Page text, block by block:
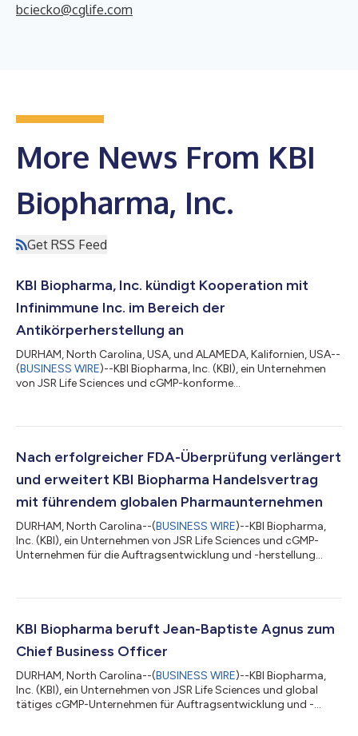
bciecko@cglife.com
More News From KBI
Biopharma, Inc.
Get RSS Feed
KBI Biopharma, Inc. kündigt Kooperation mit
Infinimmune Inc. im Bereich der
Antikörperherstellung an
DURHAM, North Carolina, USA, und ALAMEDA, Kalifornien, USA--
(BUSINESS WIRE)--KBI Biopharma, Inc. (KBI), ein Unternehmen
von JSR Life Sciences und cGMP-konforme
Wegbereiter in der Entdeckung und Entwicklung von humanen
die Produktion des führenden humanen monoklonalen
Antikörperprogramms („IFX-101“) von Infinimmune voranzutr...
Nach erfolgreicher FDA-Überprüfung verlängert
und erweitert KBI Biopharma Handelsvertrag
mit führendem globalen Pharmaunternehmen
DURHAM, North Carolina--(BUSINESS WIRE)--KBI Biopharma,
Inc. (KBI), ein Unternehmen von JSR Life Sciences und cGMP-
Unternehmen für die Auftragsentwicklung und -herstellung
Pharmaunternehmen verlängert und erweitert hat. Der erneuerte
bis 2029 mit einer bemerkenswerten Änderung, die eine
Kaufverpflichtung für zwei therapeutische Produk...
KBI Biopharma beruft Jean-Baptiste Agnus zum
Chief Business Officer
DURHAM, North Carolina--(BUSINESS WIRE)--KBI Biopharma,
Inc. (KBI), ein Unternehmen von JSR Life Sciences und global
tätiges cGMP-Unternehmen für Auftragsentwicklung und -